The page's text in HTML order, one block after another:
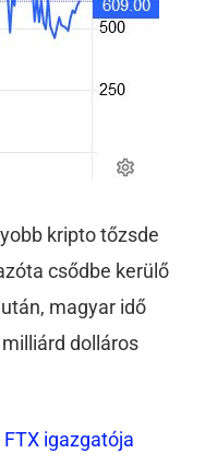
kripto tőzsde
csődbe kerülő
magyar idő
dolláros
igazgatója